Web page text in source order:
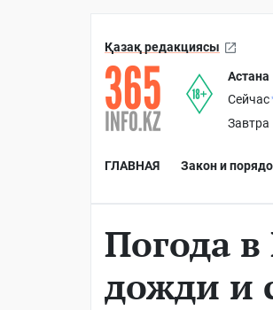
Қазақ редакциясы
Астана
Сейчас
Завтра
ГЛАВНАЯ Закон и
Погода в
дожди и